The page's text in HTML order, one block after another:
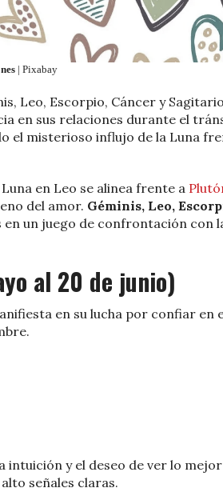
| Pixabay
Leo, Escorpio, Cáncer y
en sus relaciones durante el
el misterioso influjo de la Luna
en Leo se alinea frente a
del amor. Géminis, Leo,
en un juego de confrontación con
al 20 de junio)
en su lucha por confiar en
intuición y el deseo de ver lo
señales claras.